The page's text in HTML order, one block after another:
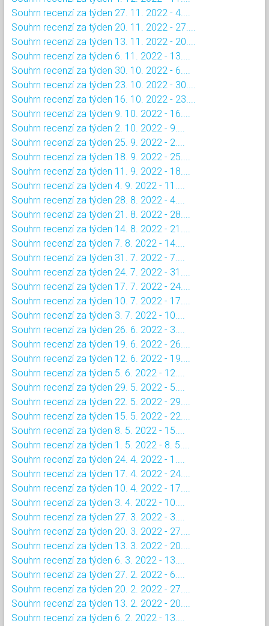
Souhrn recenzí za týden 27. 11. 2022 - 4....
Souhrn recenzí za týden 20. 11. 2022 - 27....
Souhrn recenzí za týden 13. 11. 2022 - 20....
Souhrn recenzí za týden 6. 11. 2022 - 13....
Souhrn recenzí za týden 30. 10. 2022 - 6....
Souhrn recenzí za týden 23. 10. 2022 - 30....
Souhrn recenzí za týden 16. 10. 2022 - 23....
Souhrn recenzí za týden 9. 10. 2022 - 16....
Souhrn recenzí za týden 2. 10. 2022 - 9....
Souhrn recenzí za týden 25. 9. 2022 - 2....
Souhrn recenzí za týden 18. 9. 2022 - 25....
Souhrn recenzí za týden 11. 9. 2022 - 18....
Souhrn recenzí za týden 4. 9. 2022 - 11....
Souhrn recenzí za týden 28. 8. 2022 - 4....
Souhrn recenzí za týden 21. 8. 2022 - 28....
Souhrn recenzí za týden 14. 8. 2022 - 21....
Souhrn recenzí za týden 7. 8. 2022 - 14....
Souhrn recenzí za týden 31. 7. 2022 - 7....
Souhrn recenzí za týden 24. 7. 2022 - 31....
Souhrn recenzí za týden 17. 7. 2022 - 24....
Souhrn recenzí za týden 10. 7. 2022 - 17....
Souhrn recenzí za týden 3. 7. 2022 - 10....
Souhrn recenzí za týden 26. 6. 2022 - 3....
Souhrn recenzí za týden 19. 6. 2022 - 26....
Souhrn recenzí za týden 12. 6. 2022 - 19....
Souhrn recenzí za týden 5. 6. 2022 - 12....
Souhrn recenzí za týden 29. 5. 2022 - 5....
Souhrn recenzí za týden 22. 5. 2022 - 29....
Souhrn recenzí za týden 15. 5. 2022 - 22....
Souhrn recenzí za týden 8. 5. 2022 - 15....
Souhrn recenzí za týden 1. 5. 2022 - 8. 5....
Souhrn recenzí za týden 24. 4. 2022 - 1....
Souhrn recenzí za týden 17. 4. 2022 - 24....
Souhrn recenzí za týden 10. 4. 2022 - 17....
Souhrn recenzí za týden 3. 4. 2022 - 10....
Souhrn recenzí za týden 27. 3. 2022 - 3....
Souhrn recenzí za týden 20. 3. 2022 - 27....
Souhrn recenzí za týden 13. 3. 2022 - 20....
Souhrn recenzí za týden 6. 3. 2022 - 13....
Souhrn recenzí za týden 27. 2. 2022 - 6....
Souhrn recenzí za týden 20. 2. 2022 - 27....
Souhrn recenzí za týden 13. 2. 2022 - 20....
Souhrn recenzí za týden 6. 2. 2022 - 13....